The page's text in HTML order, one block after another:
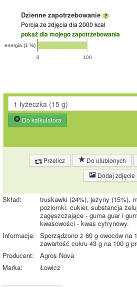
Dzienne zapotrzebowanie
Porcja ze zdjęcia dla 2000 kcal
pokaż dla mojego zapotrzebowania
0 100
energia (1 %)
Do kalkulatora
Przelicz Do ulubionych
Dodaj zdjęcie
Skład:
truskawki (24%), jeżyny (15%),
poziomki, cukier, substancja
zagęszczające - guma guar i
kwasowości - kwas cytrynowy.
Informacje: Sporządzono z 60 g owoców na
zawartość cukru 43 g na 100 g
Producent:
Agros Nova
Marka:
Łowicz